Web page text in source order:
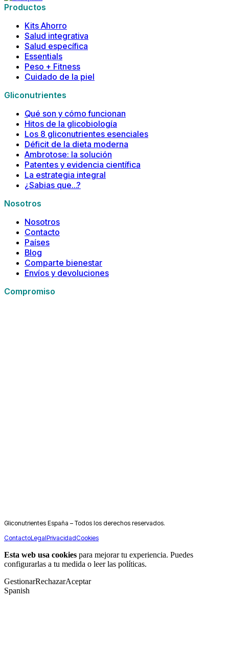
Productos
Kits Ahorro
Salud integrativa
Salud específica
Essentials
Peso + Fitness
Cuidado de la piel
Gliconutrientes
Qué son y cómo funcionan
Hitos de la glicobiología
Los 8 gliconutrientes esenciales
Déficit de la dieta moderna
Ambrotose: la solución
Patentes y evidencia científica
La estrategia integral
¿Sabias que…?
Nosotros
Nosotros
Contacto
Países
Blog
Comparte bienestar
Envíos y devoluciones
Compromiso
Gliconutrientes España – Todos los derechos reservados.
ContactoLegalPrivacidadCookies
Esta web usa cookies para mejorar tu experiencia. Puedes
configurarlas a tu medida o leer las políticas.
GestionarRechazarAceptar
Spanish